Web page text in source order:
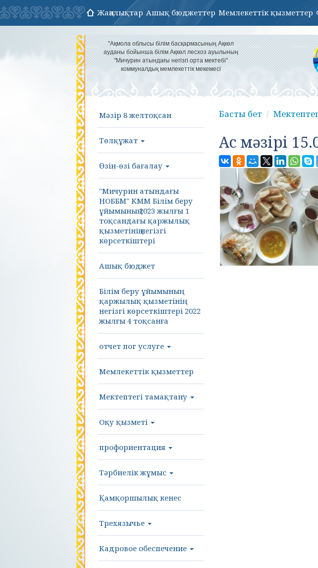
Жаңалықтар Ашық бюджеттер Мемлекеттік қызметтер
"Ақмола облысы білім басқармасының Ақкөл
ауданы бойынша білім Ақкөл лесхоз ауылының
"Мичурин атындағы негізгі орта мектебі"
коммуналдық мемлекеттік мекемесі
Мәзір 8 желтоқсан
Төлқұжат
Өзін-өзі бағалау
"Мичурин атындағы
НОББМ" КММ Білім беру
ұйымының 2023 жылғы 1
тоқсандағы қаржылық
қызметінің негізгі
көрсеткіштері
Ашық бюджет
Білім беру ұйымының
қаржылық қызметінің
негізгі көрсеткіштері 2022
жылғы 4 тоқсанға
отчет пог услуге
Мемлекеттік қызметтер
Мектептегі тамақтану
Оқу қызметі
профориентация
Тәрбиелік жұмыс
Қамқоршылық кенес
Трехязычье
Кадровое обеспечение
Басты бет
Ас мәзірі